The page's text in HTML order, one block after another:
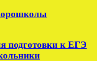
подготовки к ЕГЭ